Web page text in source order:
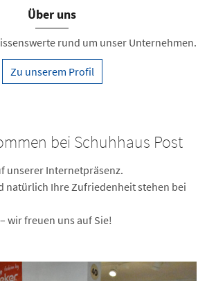
Über uns
rund um unser Unternehmen.
Zu unserem Profil
bei Schuhhaus Post
unserer Internetpräsenz.
natürlich Ihre Zufriedenheit stehen bei
wir freuen uns auf Sie!